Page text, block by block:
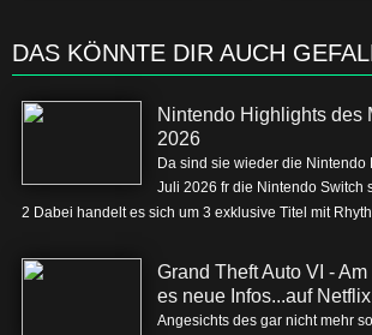
DAS KÖNNTE DIR AUCH
Nintendo Highlights des
2026
Da sind sie wieder die
Juli 2026 fr die Nintendo Switch
2 Dabei handelt es sich um 3 exklusive Titel mit
Grand Theft Auto VI -
es neue Infos...auf Netflix
Angesichts des gar nicht mehr